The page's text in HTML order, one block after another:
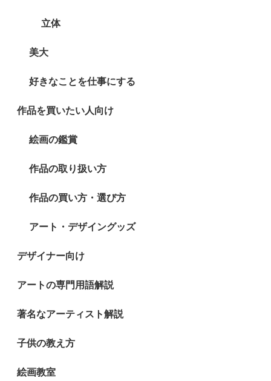
立体
美大
好きなことを仕事にする
作品を買いたい人向け
絵画の鑑賞
作品の取り扱い方
作品の買い方・選び方
アート・デザイングッズ
デザイナー向け
アートの専門用語解説
著名なアーティスト解説
子供の教え方
絵画教室